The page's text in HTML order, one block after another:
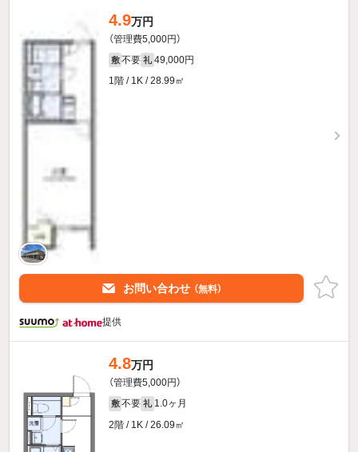
4.9万円
（管理費5,000円）
敷 不要 礼 49,000円
1階 / 1K / 28.99㎡
お問い合わせ （無料）
提供
4.8万円
（管理費5,000円）
敷 不要 礼 1.0ヶ月
2階 / 1K / 26.09㎡